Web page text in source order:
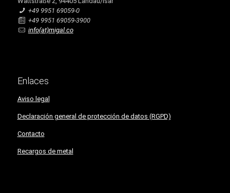
+49 9951 69059-0
+49 9951 69059-3900
info(at)migal.co
Enlaces
Aviso legal
Declaración general de protección de datos (RGPD)
Contacto
Recargos de metal